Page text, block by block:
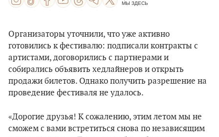
МЫ ЗДЕСЬ
Организаторы уточнили, что уже активно
готовились к фестивалю: подписали контракты с
артистами, договорились с партнерами и
собирались объявить хедлайнеров и открыть
продажи билетов. Однако получить разрешение на
проведение фестиваля не удалось.
«Дорогие друзья! К сожалению, этим летом мы не
сможем с вами встретиться снова по независящим